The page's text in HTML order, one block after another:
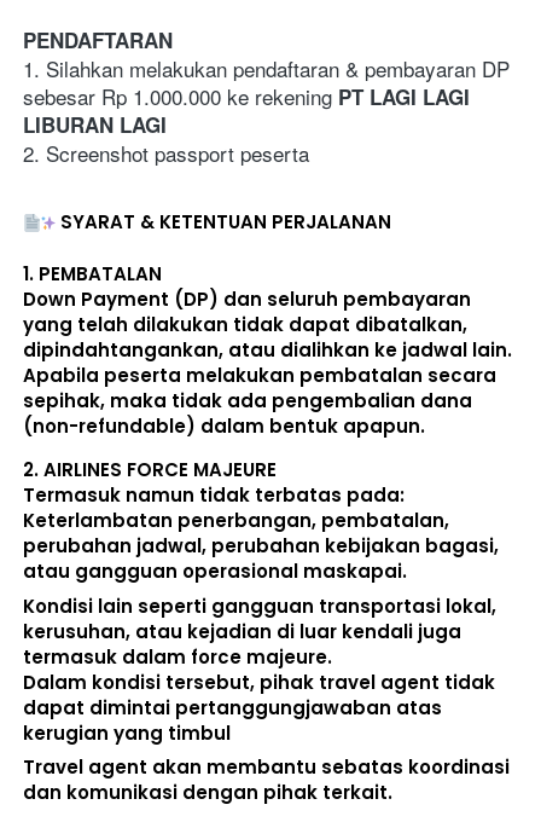
PENDAFTARAN
1. Silahkan melakukan pendaftaran & pembayaran DP
sebesar Rp 1.000.000 ke rekening PT LAGI LAGI
LIBURAN LAGI
2. Screenshot passport peserta
SYARAT & KETENTUAN PERJALANAN
1. PEMBATALAN
Down Payment (DP) dan seluruh pembayaran
yang telah dilakukan tidak dapat dibatalkan,
dipindahtangankan, atau dialihkan ke jadwal lain.
Apabila peserta melakukan pembatalan secara
sepihak, maka tidak ada pengembalian dana
(non-refundable) dalam bentuk apapun.
2. AIRLINES FORCE MAJEURE
Termasuk namun tidak terbatas pada:
Keterlambatan penerbangan, pembatalan,
perubahan jadwal, perubahan kebijakan bagasi,
atau gangguan operasional maskapai.
Kondisi lain seperti gangguan transportasi lokal,
kerusuhan, atau kejadian di luar kendali juga
termasuk dalam force majeure.
Dalam kondisi tersebut, pihak travel agent tidak
dapat dimintai pertanggungjawaban atas
kerugian yang timbul
Travel agent akan membantu sebatas koordinasi
dan komunikasi dengan pihak terkait.